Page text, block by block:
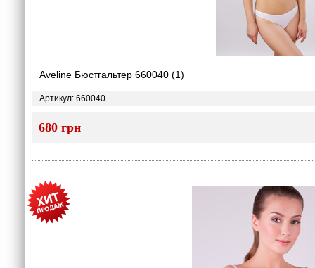
Aveline Бюстгальтер 660040 (1)
Артикул: 660040
680 грн